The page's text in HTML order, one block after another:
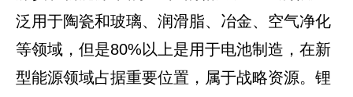
泛用于陶瓷和玻璃、润滑脂、冶金、空气净化
等领域，但是80%以上是用于电池制造，在新
型能源领域占据重要位置，属于战略资源。锂